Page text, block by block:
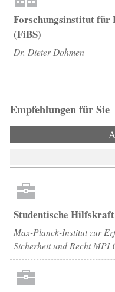
Forschungsinstitut für
(FiBS)
Dr. Dieter Dohmen
Empfehlungen für Sie
Studentische
Max-Planck-Institut zur
Sicherheit und Recht MPI